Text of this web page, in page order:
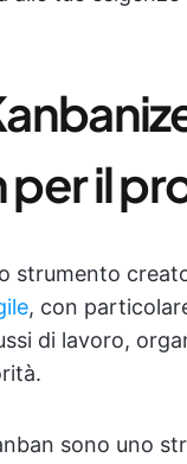
per il
strumento
, con
di lavoro,
sono uno